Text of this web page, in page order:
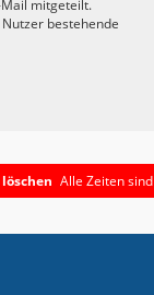
mitgeteilt.
bestehende
Alle Zeiten sind